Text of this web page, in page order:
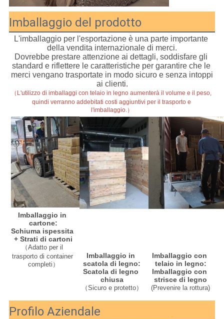
Imballaggio del prodotto
L'imballaggio per l'esportazione è una parte importante
della vendita internazionale di merci.
Dovrebbe prestare attenzione ai dettagli, soddisfare gli
standard e riflettere le caratteristiche per garantire che le
merci vengano trasportate in modo sicuro e senza intoppi
ai clienti.
（L'utilizzo di imballaggi con telaio in legno aumenterà il volume e il peso,
quindi verranno addebitati costi aggiuntivi per il trasporto e
l'imballaggio.）
Imballaggio in
cartone:
Schiuma ispessita
+ Strati di cartoni
（Adatto per il
trasporto di container
completi）
Imballaggio in
scatola di legno:
Scatola di legno
chiusa
（Sicuro e protetto）
Imballaggio con
telaio in legno:
Imballaggio con
strisce di legno
(Prevenire la rottura)
Profilo Aziendale